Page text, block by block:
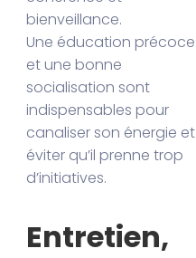
bienveillance.
Une éducation précoce
et une bonne
socialisation sont
indispensables pour
canaliser son énergie et
éviter qu’il prenne trop
d’initiatives.
Entretien,